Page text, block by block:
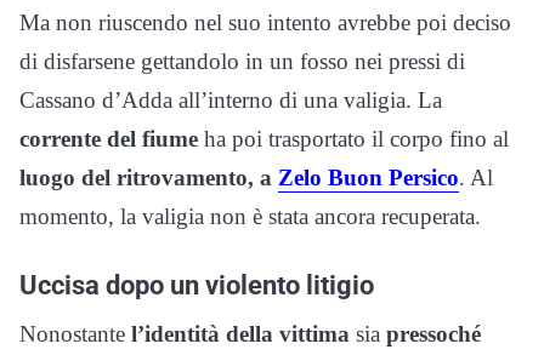
Ma non riuscendo nel suo intento avrebbe poi deciso
di disfarsene gettandolo in un fosso nei pressi di
Cassano d’Adda all’interno di una valigia. La
corrente del fiume ha poi trasportato il corpo fino al
luogo del ritrovamento, a Zelo Buon Persico. Al
momento, la valigia non è stata ancora recuperata.
Uccisa dopo un violento litigio
Nonostante l’identità della vittima sia pressoché